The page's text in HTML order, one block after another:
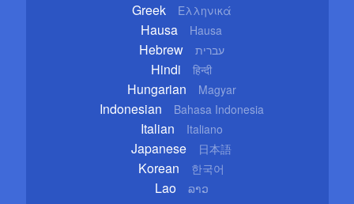
Greek Ελληνικά
Hausa Hausa
Hebrew עברית
Hindi हिन्दी
Hungarian Magyar
Indonesian Bahasa Indonesia
Italian Italiano
Japanese 日本語
Korean 한국어
Lao ລາວ